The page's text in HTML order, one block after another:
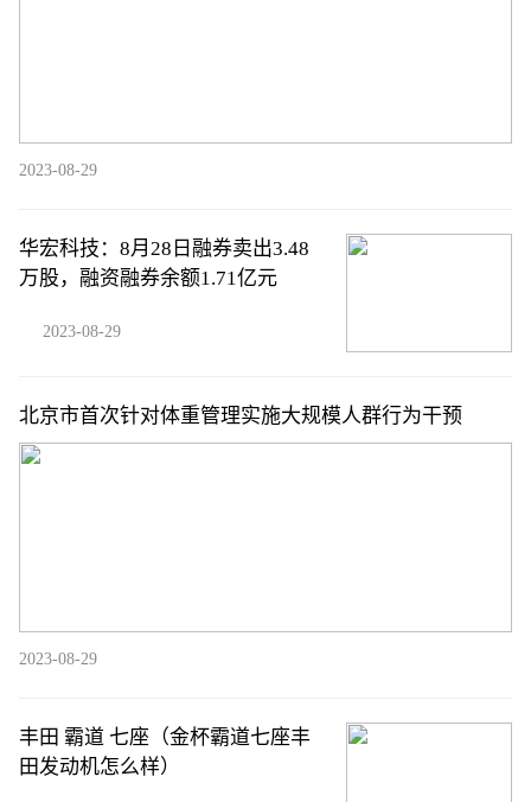
2023-08-29
华宏科技：8月28日融券卖出3.48
万股，融资融券余额1.71亿元
2023-08-29
北京市首次针对体重管理实施大规模人群行为干预
2023-08-29
丰田 霸道 七座（金杯霸道七座丰
田发动机怎么样）